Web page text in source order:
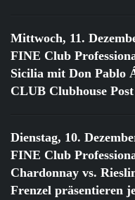
Mittwoch, 11.
FINE Club
Sicilia mit Don Pablo
CLUB Clubhouse
Dienstag, 10.
FINE Club
Chardonnay vs.
Frenzel präsentieren